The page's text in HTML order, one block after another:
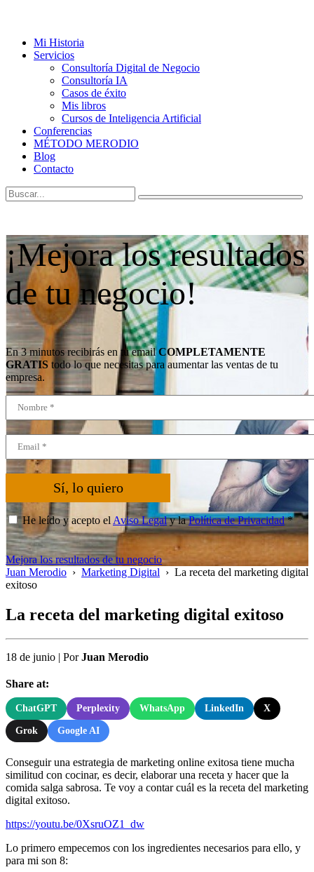
Mi Historia
Servicios
Consultoría Digital de Negocio
Consultoría IA
Casos de éxito
Mis libros
Cursos de Inteligencia Artificial
Conferencias
MÉTODO MERODIO
Blog
Contacto
¡Mejora los resultados
de tu negocio!
En 3 minutos recibirás en tu emailCOMPLETAMENTE
GRATIStodo lo que necesitas para aumentar las ventas de tu
empresa.
Sí, lo quiero
He leído y acepto el Aviso Legaly laPolítica de Privacidad*
Mejora los resultados de tu negocio
Juan Merodio › Marketing Digital › La receta del marketing digital
exitoso
La receta del marketing digital exitoso
18 de junio | PorJuan Merodio
Share at:
ChatGPT Perplexity WhatsApp LinkedIn X
Grok Google AI
Conseguir una estrategia de marketing online exitosa tiene mucha
similitud con cocinar, es decir, elaborar una receta y hacer que la
comida salga sabrosa. Te voy a contar cuál es la receta del marketing
digital exitoso.
https://youtu.be/0XsruOZ1_dw
Lo primero empecemos con los ingredientes necesarios para ello, y
para mi son 8: